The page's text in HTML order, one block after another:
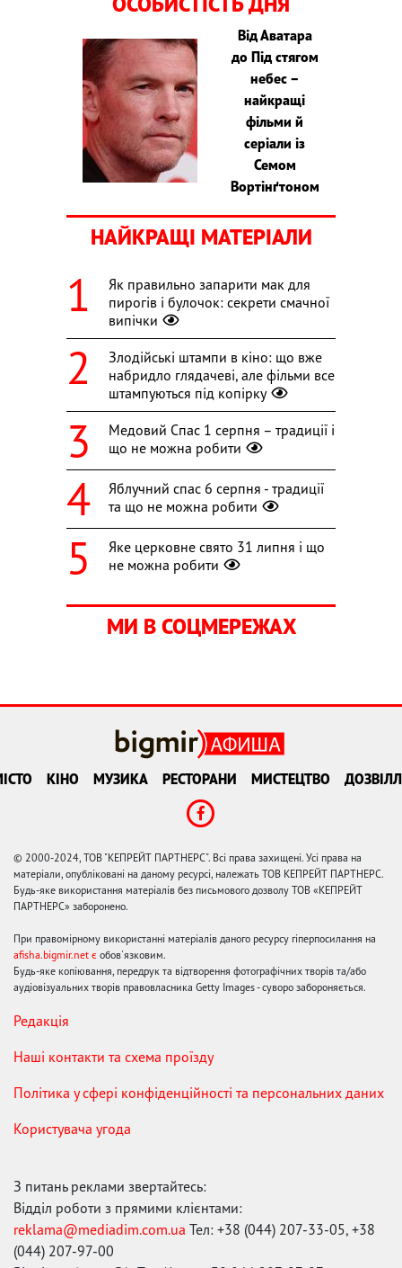
Від Аватара
до Під стягом
небес –
найкращі
фільми й
серіали із
Семом
Вортінґтоном
НАЙКРАЩІ МАТЕРІАЛИ
Як правильно запарити мак для
пирогів і булочок: секрети смачної
випічки
Злодійські штампи в кіно: що вже
набридло глядачеві, але фільми все
штампуються під копірку
Медовий Спас 1 серпня – традиції і
що не можна робити
Яблучний спас 6 серпня - традиції
та що не можна робити
Яке церковне свято 31 липня і що
не можна робити
МИ В СОЦМЕРЕЖАХ
КІНО МУЗИКА РЕСТОРАНИ МИСТЕЦТВО
© 2000-2024, ТОВ "КЕПРЕЙТ ПАРТНЕРС". Всі права захищені. Усі права на
матеріали, опубліковані на даному ресурсі, належать ТОВ КЕПРЕЙТ ПАРТНЕРС.
Будь-яке використання матеріалів без письмового дозволу ТОВ «КЕПРЕЙТ
ПАРТНЕРС» заборонено.
При правомірному використанні матеріалів даного ресурсу гіперпосилання на
afisha.bigmir.net є обов'язковим.
Будь-яке копіювання, передрук та відтворення фотографічних творів та/або
аудіовізуальних творів правовласника Getty Images - суворо забороняється.
Редакція
Наші контакти та схема проїзду
Політика у сфері конфіденційності та персональних даних
Користувача угода
З питань реклами звертайтесь:
Відділ роботи з прямими клієнтами:
reklama@mediadim.com.ua Тел: +38 (044) 207-33-05, +38
(044) 207-97-00